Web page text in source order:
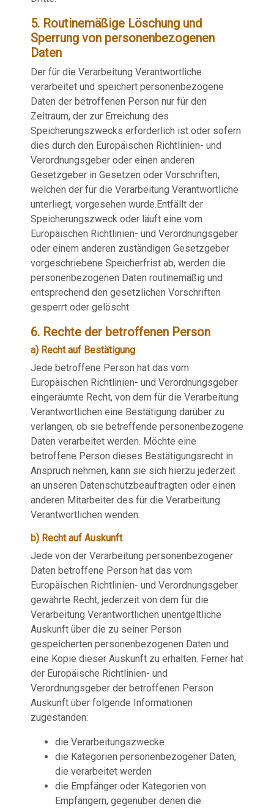
5. Routinemäßige Löschung und
Sperrung von personenbezogenen
Daten
Der für die Verarbeitung Verantwortliche
verarbeitet und speichert personenbezogene
Daten der betroffenen Person nur für den
Zeitraum, der zur Erreichung des
Speicherungszwecks erforderlich ist oder sofern
dies durch den Europäischen Richtlinien- und
Verordnungsgeber oder einen anderen
Gesetzgeber in Gesetzen oder Vorschriften,
welchen der für die Verarbeitung Verantwortliche
unterliegt, vorgesehen wurde.Entfällt der
Speicherungszweck oder läuft eine vom
Europäischen Richtlinien- und Verordnungsgeber
oder einem anderen zuständigen Gesetzgeber
vorgeschriebene Speicherfrist ab, werden die
personenbezogenen Daten routinemäßig und
entsprechend den gesetzlichen Vorschriften
gesperrt oder gelöscht.
6. Rechte der betroffenen Person
a) Recht auf Bestätigung
Jede betroffene Person hat das vom
Europäischen Richtlinien- und Verordnungsgeber
eingeräumte Recht, von dem für die Verarbeitung
Verantwortlichen eine Bestätigung darüber zu
verlangen, ob sie betreffende personenbezogene
Daten verarbeitet werden. Möchte eine
betroffene Person dieses Bestätigungsrecht in
Anspruch nehmen, kann sie sich hierzu jederzeit
an unseren Datenschutzbeauftragten oder einen
anderen Mitarbeiter des für die Verarbeitung
Verantwortlichen wenden.
b) Recht auf Auskunft
Jede von der Verarbeitung personenbezogener
Daten betroffene Person hat das vom
Europäischen Richtlinien- und Verordnungsgeber
gewährte Recht, jederzeit von dem für die
Verarbeitung Verantwortlichen unentgeltliche
Auskunft über die zu seiner Person
gespeicherten personenbezogenen Daten und
eine Kopie dieser Auskunft zu erhalten. Ferner hat
der Europäische Richtlinien- und
Verordnungsgeber der betroffenen Person
Auskunft über folgende Informationen
zugestanden:
die Verarbeitungszwecke
die Kategorien personenbezogener Daten,
die verarbeitet werden
die Empfänger oder Kategorien von
Empfängern, gegenüber denen die